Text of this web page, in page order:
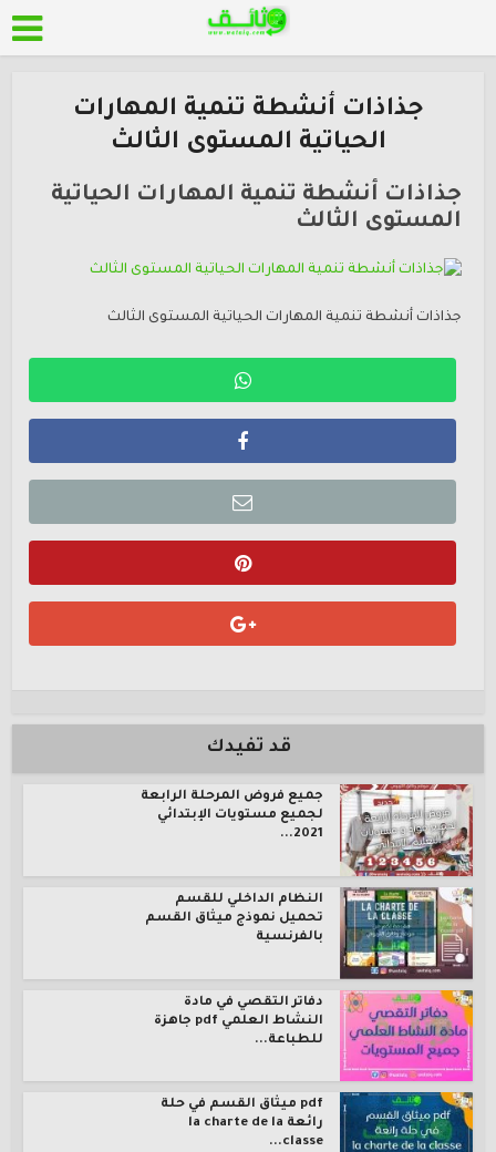
جذاذات أنشطة تنمية المهارات
الحياتية المستوى الثالث
جذاذات أنشطة تنمية المهارات الحياتية
المستوى الثالث
جذاذات أنشطة تنمية المهارات الحياتية المستوى الثالث
قد تفيدك
جميع فروض المرحلة الرابعة
لجميع مستويات الإبتدائي
2021...
النظام الداخلي للقسم
تحميل نموذج ميثاق القسم
بالفرنسية
دفاتر التقصي في مادة
النشاط العلمي pdf جاهزة
للطباعة...
pdf ميثاق القسم في حلة
رائعة la charte de la
classe...